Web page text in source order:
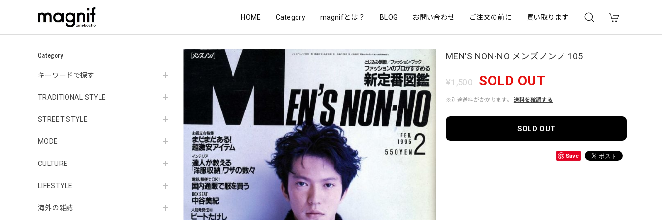
HOME Category magnifとは？ BLOG お問い合わせ ご注文の前に 買い取ります
Category
キーワードで探す
TRADITIONAL STYLE
STREET STYLE
MODE
CULTURE
LIFESTYLE
海外の雑誌
MEN'S NON-NO メンズノンノ 105
¥1,500 SOLD OUT
※別途送料がかかります。 送料を確認する
SOLD OUT
Save